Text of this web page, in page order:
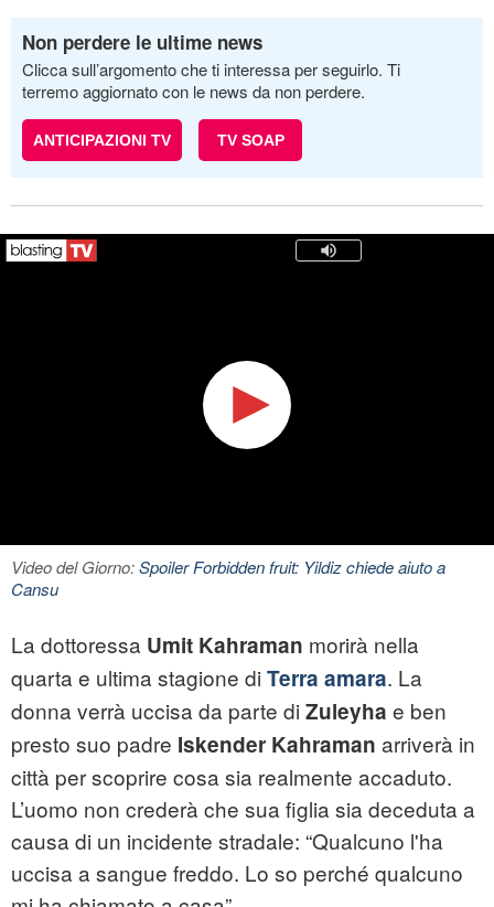
Non perdere le ultime news
Clicca sull’argomento che ti interessa per seguirlo. Ti
terremo aggiornato con le news da non perdere.
ANTICIPAZIONI TV TV SOAP
Video del Giorno:Spoiler Forbidden fruit: Yildiz chiede aiuto a
Cansu
La dottoressa Umit Kahraman morirà nella
quarta e ultima stagione di Terra amara. La
donna verrà uccisa da parte di Zuleyha e ben
presto suo padre Iskender Kahraman arriverà in
città per scoprire cosa sia realmente accaduto.
L’uomo non crederà che sua figlia sia deceduta a
causa di un incidente stradale: “Qualcuno l'ha
uccisa a sangue freddo. Lo so perché qualcuno